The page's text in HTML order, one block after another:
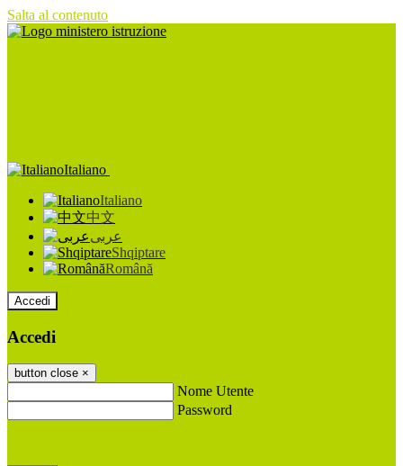
Salta al contenuto
Italiano
Italiano
中文
عربى
Shqiptare
Română
Accedi
Accedi
button close ×
Nome Utente
Password